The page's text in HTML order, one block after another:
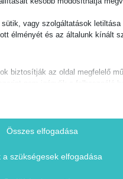
Hétfőtől
vagy szolgáltatások
élményét és az általunk kínált
biztosítják az oldal megfelelő
nem igénylik a felhasználó
beleegyezése. Ilyenek
Részletek megjelenítése
Összes elfogadása
a szükségesek elfogadása